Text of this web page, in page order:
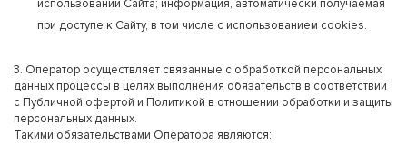
использовании Сайта; информация, автоматически получаемая
при доступе к Сайту, в том числе с использованием cookies.
3. Оператор осуществляет связанные с обработкой персональных
данных процессы в целях выполнения обязательств в соответствии
с Публичной офертой и Политикой в отношении обработки и защиты
персональных данных.
Такими обязательствами Оператора являются: